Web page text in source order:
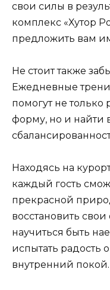
свои силы в
комплекс «Хутор
предложить вам
Не стоит также
Ежедневные
помогут не только
форму, но и найти
Находясь на
каждый гость
прекрасной
восстановить
научиться быть
испытать
внутренний покой.